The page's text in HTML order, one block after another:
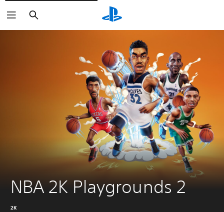
Buscar
NBA 2K Playgrounds 2
2K